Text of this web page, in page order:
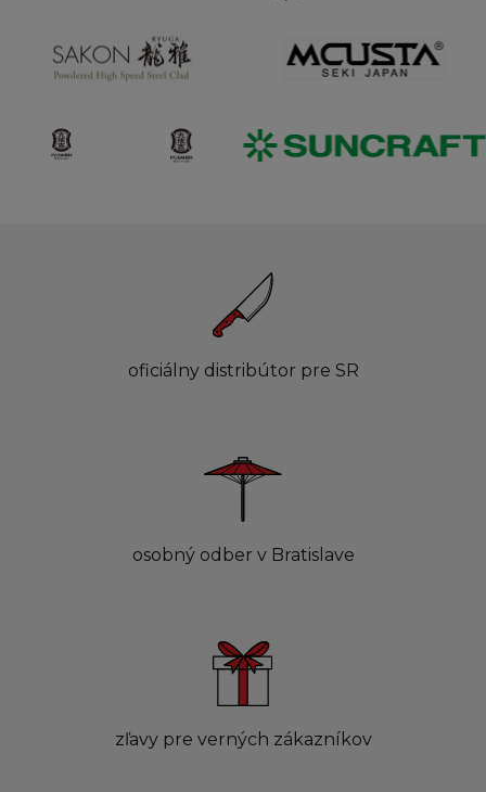
oficiálny distribútor pre SR
osobný odber v Bratislave
zľavy pre verných zákazníkov